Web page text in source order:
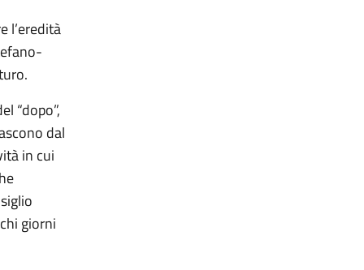
l’eredità
“dopo”,
dal
in cui
giorni